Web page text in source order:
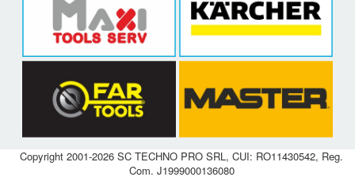
Copyright 2001-2026 SC TECHNO PRO SRL, CUI: RO11430542, Reg.
Com. J1999000136080